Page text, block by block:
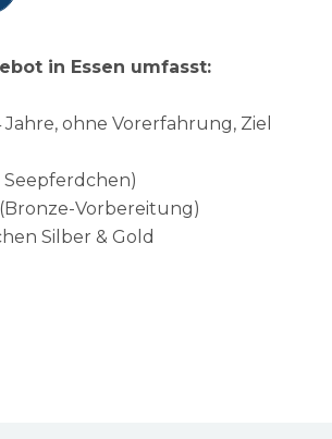
in Essen umfasst:
Jahre, ohne Vorerfahrung, Ziel
Vorbereitung)
Silber & Gold
3
4
5
6
1
2
3
4
0
1